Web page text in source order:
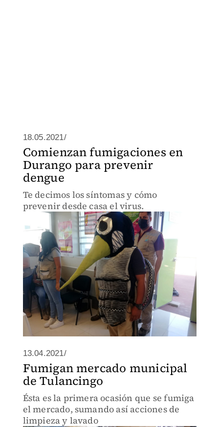
18.05.2021/
Comienzan fumigaciones en
Durango para prevenir
dengue
Te decimos los síntomas y cómo
prevenir desde casa el virus.
13.04.2021/
Fumigan mercado municipal
de Tulancingo
Ésta es la primera ocasión que se fumiga
el mercado, sumando así acciones de
limpieza y lavado